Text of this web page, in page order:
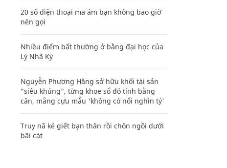
20 số điện thoại ma ám bạn không bao giờ
nên gọi
Nhiều điểm bất thường ở bằng đại học của
Lý Nhã Kỳ
Nguyễn Phương Hằng sở hữu khối tài sản
"siêu khủng", từng khoe sổ đỏ tính bằng
cân, mắng cựu mẫu 'không có nổi nghìn tỷ'
Truy nã kẻ giết bạn thân rồi chôn ngồi dưới
bãi cát